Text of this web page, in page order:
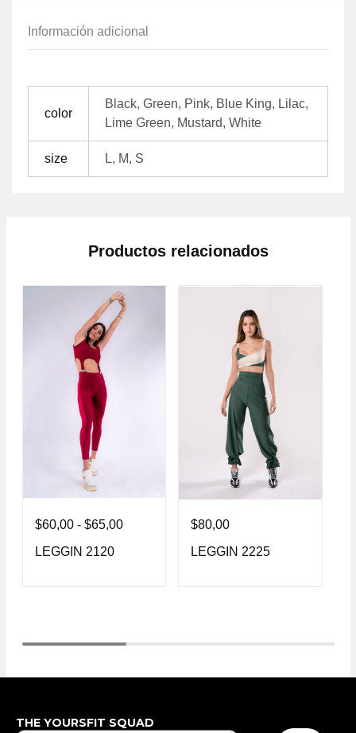
Información adicional
color
Black, Green, Pink, Blue King, Lilac,
Lime Green, Mustard, White
size L, M, S
Productos relacionados
$60,00 - $65,00
LEGGIN 2120
$80,00
LEGGIN 2225
THE YOURSFIT SQUAD